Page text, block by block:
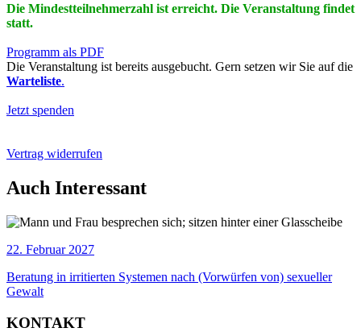
Die Mindestteilnehmerzahl ist erreicht. Die Veranstaltung findet
statt.
Programm als PDF
Die Veranstaltung ist bereits ausgebucht. Gern setzen wir Sie auf die
Warteliste.
Jetzt spenden
Vertrag widerrufen
Auch Interessant
22. Februar 2027
Beratung in irritierten Systemen nach (Vorwürfen von) sexueller
Gewalt
KONTAKT